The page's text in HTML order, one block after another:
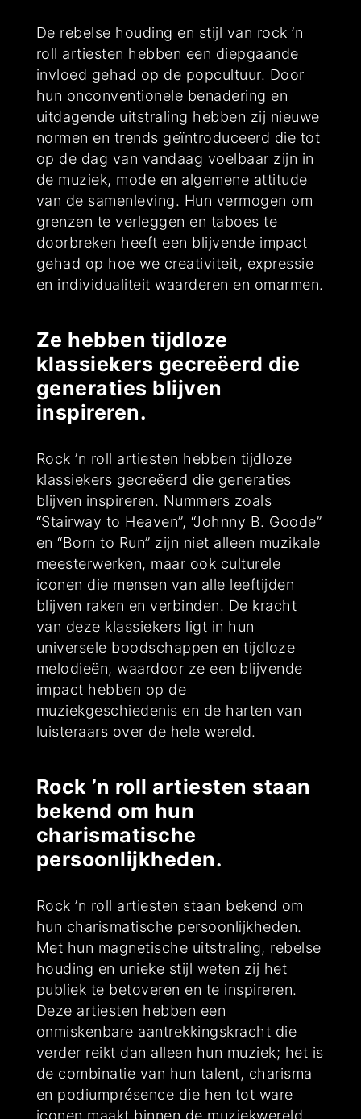
De rebelse houding en stijl van rock ’n
roll artiesten hebben een diepgaande
invloed gehad op de popcultuur. Door
hun onconventionele benadering en
uitdagende uitstraling hebben zij nieuwe
normen en trends geïntroduceerd die tot
op de dag van vandaag voelbaar zijn in
de muziek, mode en algemene attitude
van de samenleving. Hun vermogen om
grenzen te verleggen en taboes te
doorbreken heeft een blijvende impact
gehad op hoe we creativiteit, expressie
en individualiteit waarderen en omarmen.
Ze hebben tijdloze
klassiekers gecreëerd die
generaties blijven
inspireren.
Rock ’n roll artiesten hebben tijdloze
klassiekers gecreëerd die generaties
blijven inspireren. Nummers zoals
“Stairway to Heaven”, “Johnny B. Goode”
en “Born to Run” zijn niet alleen muzikale
meesterwerken, maar ook culturele
iconen die mensen van alle leeftijden
blijven raken en verbinden. De kracht
van deze klassiekers ligt in hun
universele boodschappen en tijdloze
melodieën, waardoor ze een blijvende
impact hebben op de
muziekgeschiedenis en de harten van
luisteraars over de hele wereld.
Rock ’n roll artiesten staan
bekend om hun
charismatische
persoonlijkheden.
Rock ’n roll artiesten staan bekend om
hun charismatische persoonlijkheden.
Met hun magnetische uitstraling, rebelse
houding en unieke stijl weten zij het
publiek te betoveren en te inspireren.
Deze artiesten hebben een
onmiskenbare aantrekkingskracht die
verder reikt dan alleen hun muziek; het is
de combinatie van hun talent, charisma
en podiumprésence die hen tot ware